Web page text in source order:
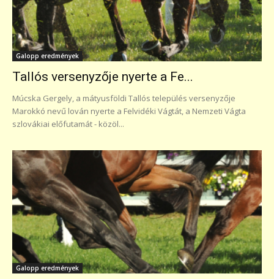
Galopp eredmények
Tallós versenyzője nyerte a Fe...
Múcska Gergely, a mátyusföldi Tallós település versenyzője
Marokkó nevű lován nyerte a Felvidéki Vágtát, a Nemzeti Vágta
szlovákiai előfutamát - közöl...
Galopp eredmények